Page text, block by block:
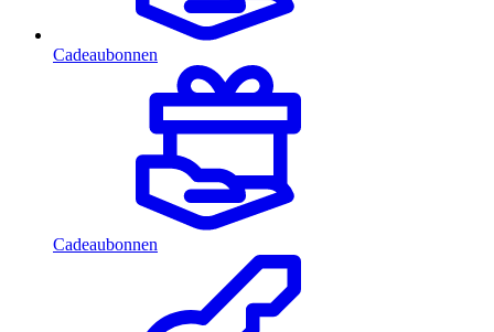
Cadeaubonnen
Cadeaubonnen